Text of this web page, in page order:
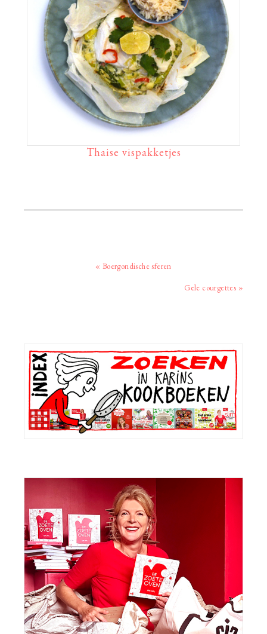
Thaise vispakketjes
Vorig
« Boergondische sferen
Volgend
Gele courgettes »
Primaire
Sidebar